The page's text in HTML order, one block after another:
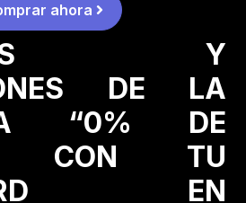
ahora
Y
DE LA
“0% DE
CON TU
EN